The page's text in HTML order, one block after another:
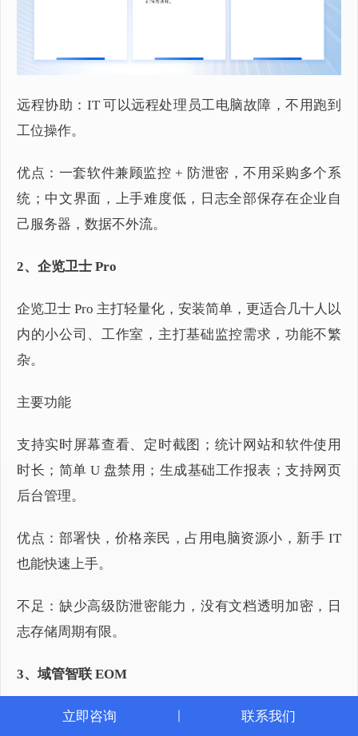
远程协助：IT 可以远程处理员工电脑故障，不用跑到
工位操作。
优点：一套软件兼顾监控 + 防泄密，不用采购多个系
统；中文界面，上手难度低，日志全部保存在企业自
己服务器，数据不外流。
2、企览卫士 Pro
企览卫士 Pro 主打轻量化，安装简单，更适合几十人以
内的小公司、工作室，主打基础监控需求，功能不繁
杂。
主要功能
支持实时屏幕查看、定时截图；统计网站和软件使用
时长；简单 U 盘禁用；生成基础工作报表；支持网页
后台管理。
优点：部署快，价格亲民，占用电脑资源小，新手 IT
也能快速上手。
不足：缺少高级防泄密能力，没有文档透明加密，日
志存储周期有限。
3、域管智联 EOM
域管智联 EOM 偏向多分支机构企业，主打集中式设备
立即咨询 联系我们